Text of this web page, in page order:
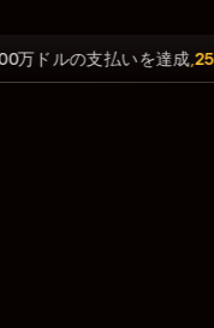
ルの支払いを達成,25%オ